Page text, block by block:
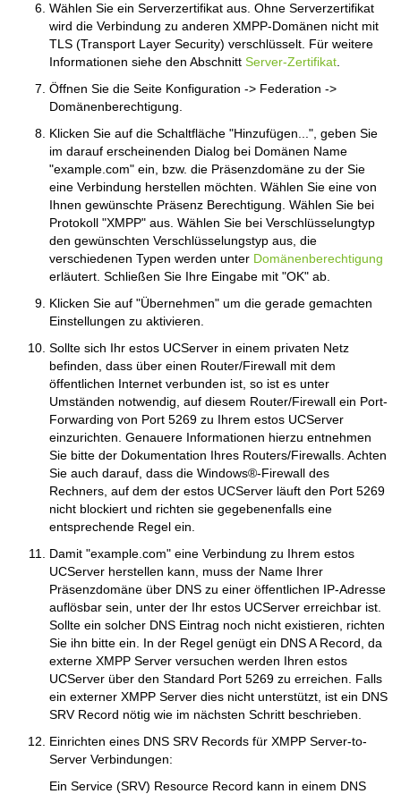
Wählen Sie ein Serverzertifikat aus. Ohne Serverzertifikat
wird die Verbindung zu anderen XMPP-Domänen nicht mit
TLS (Transport Layer Security) verschlüsselt. Für weitere
Informationen siehe den Abschnitt Server-Zertifikat
Öffnen Sie die Seite Konfiguration -> Federation ->
Domänenberechtigung.
Klicken Sie auf die Schaltfläche "Hinzufügen...", geben Sie
im darauf erscheinenden Dialog bei Domänen Name
"example.com" ein, bzw. die Präsenzdomäne zu der Sie
eine Verbindung herstellen möchten. Wählen Sie eine von
Ihnen gewünschte Präsenz Berechtigung. Wählen Sie bei
Protokoll "XMPP" aus. Wählen Sie bei Verschlüsselungtyp
den gewünschten Verschlüsselungstyp aus, die
verschiedenen Typen werden unter Domänenberechtigung
erläutert. Schließen Sie Ihre Eingabe mit "OK" ab.
Klicken Sie auf "Übernehmen" um die gerade gemachten
Einstellungen zu aktivieren.
Sollte sich Ihr estos UCServer in einem privaten Netz
befinden, dass über einen Router/Firewall mit dem
öffentlichen Internet verbunden ist, so ist es unter
Umständen notwendig, auf diesem Router/Firewall ein Port-
Forwarding von Port 5269 zu Ihrem estos UCServer
einzurichten. Genauere Informationen hierzu entnehmen
Sie bitte der Dokumentation Ihres Routers/Firewalls. Achten
Sie auch darauf, dass die Windows®-Firewall des
Rechners, auf dem der estos UCServer läuft den Port 5269
nicht blockiert und richten sie gegebenenfalls eine
entsprechende Regel ein.
Damit "example.com" eine Verbindung zu Ihrem estos
UCServer herstellen kann, muss der Name Ihrer
Präsenzdomäne über DNS zu einer öffentlichen IP-Adresse
auflösbar sein, unter der Ihr estos UCServer erreichbar ist.
Sollte ein solcher DNS Eintrag noch nicht existieren, richten
Sie ihn bitte ein. In der Regel genügt ein DNS A Record, da
externe XMPP Server versuchen werden Ihren estos
UCServer über den Standard Port 5269 zu erreichen. Falls
ein externer XMPP Server dies nicht unterstützt, ist ein DNS
SRV Record nötig wie im nächsten Schritt beschrieben.
Einrichten eines DNS SRV Records für XMPP Server-to-
Server Verbindungen:
Ein Service (SRV) Resource Record kann in einem DNS